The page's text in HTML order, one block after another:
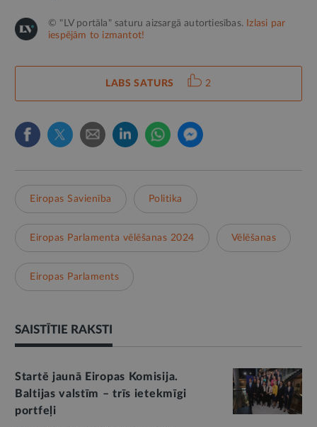
© "LV portāla" saturu aizsargā autortiesības.
Izlasi par
iespējām to izmantot!
LABS SATURS 2
Eiropas Savienība Politika
Eiropas Parlamenta vēlēšanas 2024 Vēlēšanas
Eiropas Parlaments
SAISTĪTIE RAKSTI
Startē jaunā Eiropas Komisija.
Baltijas valstīm – trīs ietekmīgi
portfeļi